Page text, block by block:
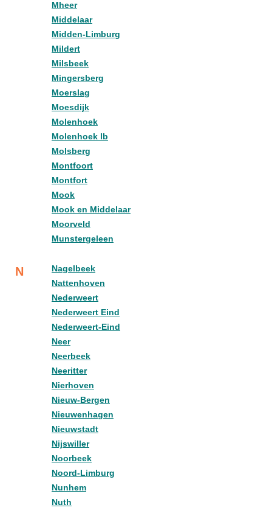
Mheer
Middelaar
Midden-Limburg
Mildert
Milsbeek
Mingersberg
Moerslag
Moesdijk
Molenhoek
Molenhoek lb
Molsberg
Montfoort
Montfort
Mook
Mook en Middelaar
Moorveld
Munstergeleen
N
Nagelbeek
Nattenhoven
Nederweert
Nederweert Eind
Nederweert-Eind
Neer
Neerbeek
Neeritter
Nierhoven
Nieuw-Bergen
Nieuwenhagen
Nieuwstadt
Nijswiller
Noorbeek
Noord-Limburg
Nunhem
Nuth